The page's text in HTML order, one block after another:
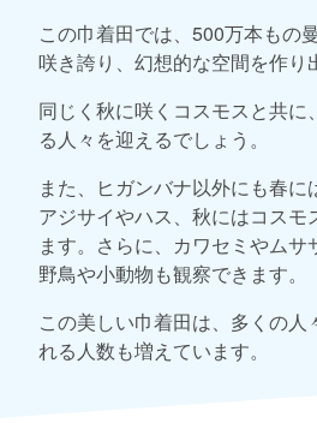
この巾着田では、500万本もの
咲き誇り、幻想的な空間を作り
同じく秋に咲くコスモスと共
る人々を迎えるでしょう。
また、ヒガンバナ以外にも春
アジサイやハス、秋にはコスモ
ます。さらに、カワセミやム
野鳥や小動物も観察できます。
この美しい巾着田は、多くの
れる人数も増えています。